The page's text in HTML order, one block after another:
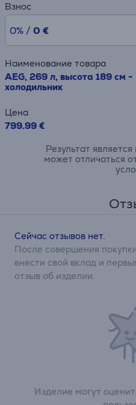
Взнос
0% / 0 €
Наименование товара
AEG, 269 л, высота 189 см
холодильник
Цена
799.99 €
Результат
может отличаться
Изделие могут
Сейчас отзывов нет.
После совершения
внести свой вклад и
отзыв об изделии.